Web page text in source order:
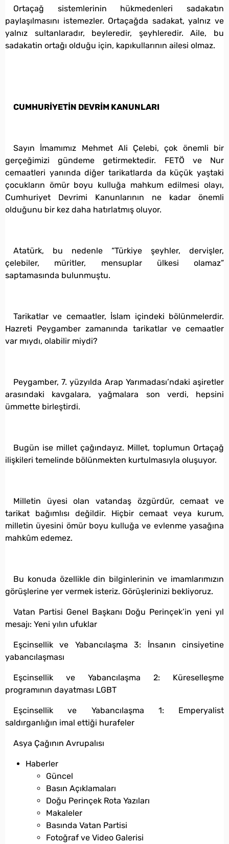
Ortaçağ sistemlerinin hükmedenleri sadakatın
paylaşılmasını istemezler. Ortaçağda sadakat, yalnız ve
yalnız sultanlaradır, beyleredir, şeyhleredir. Aile, bu
sadakatin ortağı olduğu için, kapıkullarının ailesi olmaz.
CUMHURİYETİN DEVRİM KANUNLARI
Sayın İmamımız Mehmet Ali Çelebi, çok önemli bir
gerçeğimizi gündeme getirmektedir. FETÖ ve Nur
cemaatleri yanında diğer tarikatlarda da küçük yaştaki
çocukların ömür boyu kulluğa mahkum edilmesi olayı,
Cumhuriyet Devrimi Kanunlarının ne kadar önemli
olduğunu bir kez daha hatırlatmış oluyor.
Atatürk, bu nedenle “Türkiye şeyhler, dervişler,
çelebiler, müritler, mensuplar ülkesi olamaz”
saptamasında bulunmuştu.
Tarikatlar ve cemaatler, İslam içindeki bölünmelerdir.
Hazreti Peygamber zamanında tarikatlar ve cemaatler
var mıydı, olabilir miydi?
Peygamber, 7. yüzyılda Arap Yarımadası’ndaki aşiretler
arasındaki kavgalara, yağmalara son verdi, hepsini
ümmette birleştirdi.
Bugün ise millet çağındayız. Millet, toplumun Ortaçağ
ilişkileri temelinde bölünmekten kurtulmasıyla oluşuyor.
Milletin üyesi olan vatandaş özgürdür, cemaat ve
tarikat bağımlısı değildir. Hiçbir cemaat veya kurum,
milletin üyesini ömür boyu kulluğa ve evlenme yasağına
mahkûm edemez.
Bu konuda özellikle din bilginlerinin ve imamlarımızın
görüşlerine yer vermek isteriz. Görüşlerinizi bekliyoruz.
Vatan Partisi Genel Başkanı Doğu Perinçek’in yeni yıl
mesajı: Yeni yılın ufuklar
Eşcinsellik ve Yabancılaşma 3: İnsanın cinsiyetine
yabancılaşması
Eşcinsellik ve Yabancılaşma 2: Küreselleşme
programının dayatması LGBT
Eşcinsellik ve Yabancılaşma 1: Emperyalist
saldırganlığın imal ettiği hurafeler
Asya Çağının Avrupalısı
Haberler
Güncel
Basın Açıklamaları
Doğu Perinçek Rota Yazıları
Makaleler
Basında Vatan Partisi
Fotoğraf ve Video Galerisi